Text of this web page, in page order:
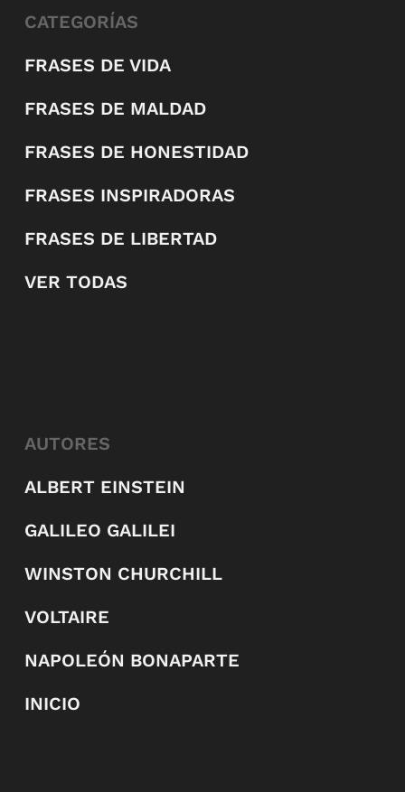
CATEGORÍAS
FRASES DE VIDA
FRASES DE MALDAD
FRASES DE HONESTIDAD
FRASES INSPIRADORAS
FRASES DE LIBERTAD
VER TODAS
AUTORES
ALBERT EINSTEIN
GALILEO GALILEI
WINSTON CHURCHILL
VOLTAIRE
NAPOLEÓN BONAPARTE
INICIO